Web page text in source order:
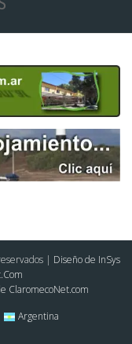
| Diseño de InSys
ClaromecoNet.com
Argentina